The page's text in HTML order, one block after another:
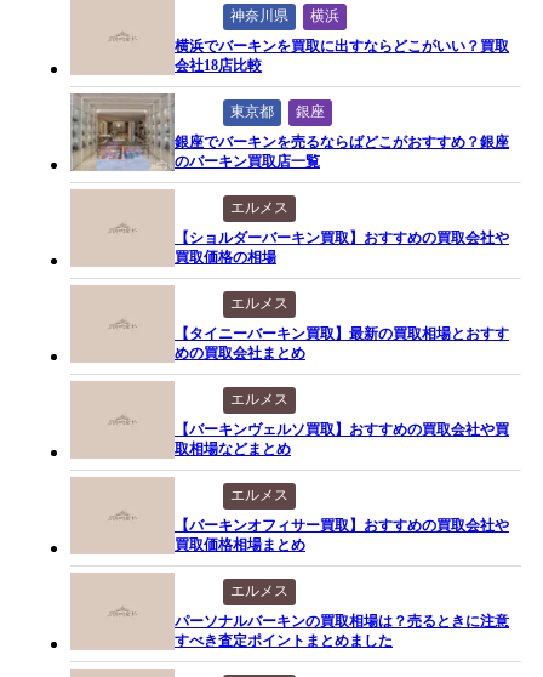
神奈川県
横浜
横浜でバーキンを買取に出すならどこがいい？買取
会社18店比較
東京都
銀座
銀座でバーキンを売るならばどこがおすすめ？銀座
のバーキン買取店一覧
エルメス
【ショルダーバーキン買取】おすすめの買取会社や
買取価格の相場
エルメス
【タイニーバーキン買取】最新の買取相場とおすす
めの買取会社まとめ
エルメス
【バーキンヴェルソ買取】おすすめの買取会社や買
取相場などまとめ
エルメス
【バーキンオフィサー買取】おすすめの買取会社や
買取価格相場まとめ
エルメス
パーソナルバーキンの買取相場は？売るときに注意
すべき査定ポイントまとめました